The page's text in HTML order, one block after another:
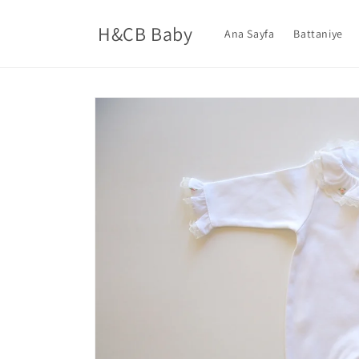
H&CB Baby Ana Sayfa Battaniye
Ürün